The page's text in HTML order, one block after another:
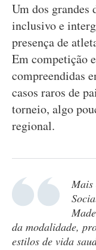
Um dos grandes
inclusivo e
presença de
Em competição
compreendidas
casos raros de
torneio, algo
regional.
Mais
da modalidade,
estilos de vida